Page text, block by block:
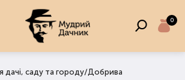
0
дачі, саду та городу/Добрива